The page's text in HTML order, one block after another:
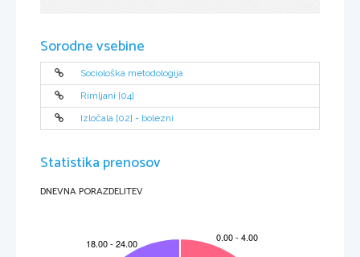
Sorodne vsebine
Sociološka metodologija
Rimljani [04]
Izločala [02] - bolezni
Statistika prenosov
DNEVNA PORAZDELITEV